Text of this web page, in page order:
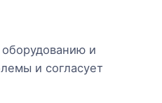
и
и согласует